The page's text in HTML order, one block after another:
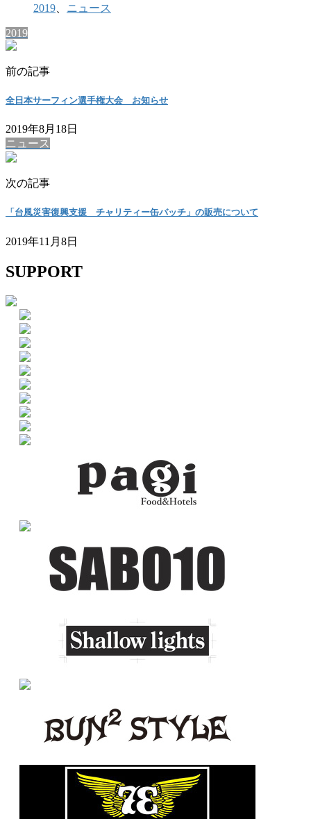
2019
ニュース
2019
前の記事
全日本サーフィン選手権大会 お知らせ
2019年8月18日
ニュース
次の記事
「台風災害復興支援 チャリティー缶バッチ」の販売について
2019年11月8日
SUPPORT